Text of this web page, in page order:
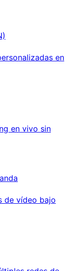
en
en vivo sin
de vídeo bajo